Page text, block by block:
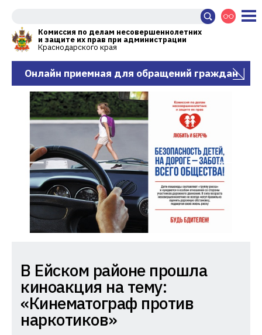
Комиссия по делам несовершеннолетних
и защите их прав при администрации
Краснодарского края
Онлайн приемная для обращений граждан
Комиссия
по
делам
несовершеннолетних
В Ейском районе прошла
киноакция на тему:
«Кинематограф против
наркотиков»